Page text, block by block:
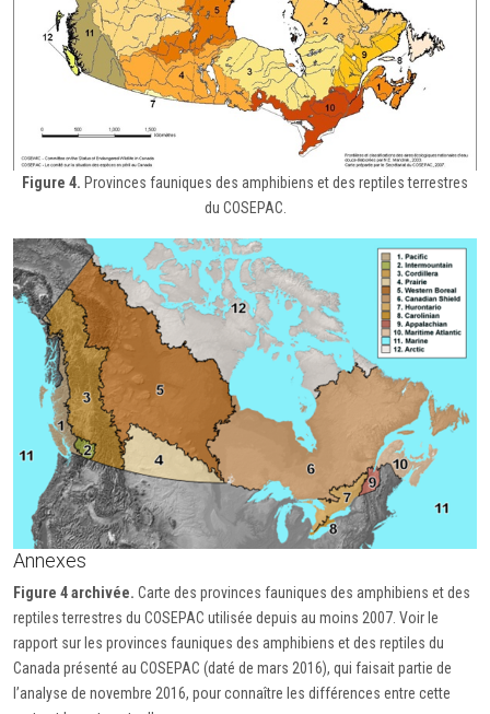
Figure 4. Provinces fauniques des amphibiens et des reptiles terrestres
du COSEPAC.
Annexes
Figure 4 archivée. Carte des provinces fauniques des amphibiens et des
reptiles terrestres du COSEPAC utilisée depuis au moins 2007. Voir le
rapport sur les provinces fauniques des amphibiens et des reptiles du
Canada présenté au COSEPAC (daté de mars 2016), qui faisait partie de
l’analyse de novembre 2016, pour connaître les différences entre cette